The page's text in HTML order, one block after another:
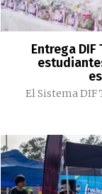
Entrega
El Sistema DIF